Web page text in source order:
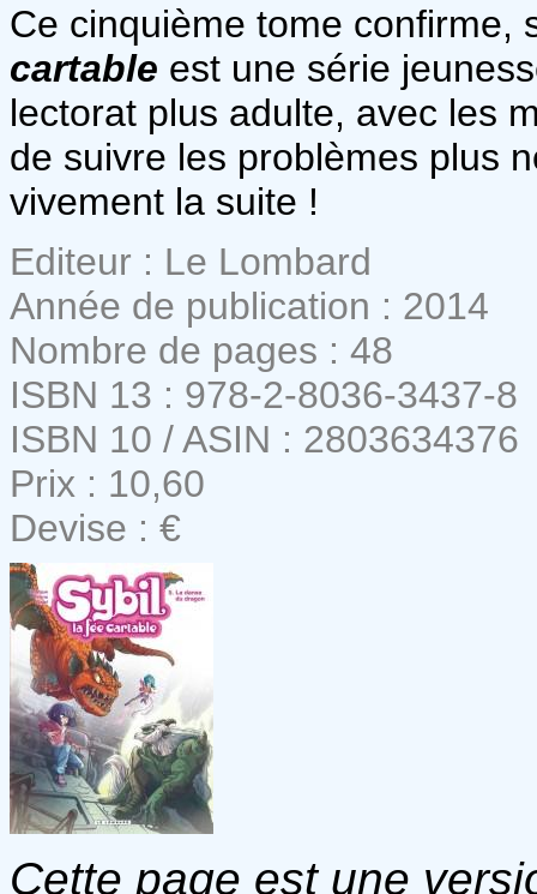
Ce cinquième tome confirme,
cartable est une série
lectorat plus adulte, avec les
de suivre les problèmes plus
vivement la suite !
Editeur : Le Lombard
Année de publication : 2014
Nombre de pages : 48
ISBN 13 : 978-2-8036-3437-8
ISBN 10 / ASIN : 2803634376
Prix : 10,60
Devise : €
Cette page est une